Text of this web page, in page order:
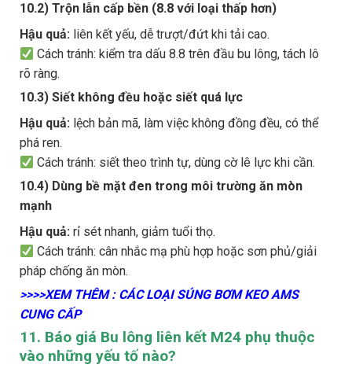
10.2) Trộn lẫn cấp bền (8.8 với loại thấp hơn)
Hậu quả: liên kết yếu, dễ trượt/đứt khi tải cao.
Cách tránh: kiểm tra dấu 8.8 trên đầu bu lông, tách lô
rõ ràng.
10.3) Siết không đều hoặc siết quá lực
Hậu quả: lệch bản mã, làm việc không đồng đều, có thể
phá ren.
Cách tránh: siết theo trình tự, dùng cờ lê lực khi cần.
10.4) Dùng bề mặt đen trong môi trường ăn mòn
mạnh
Hậu quả: rỉ sét nhanh, giảm tuổi thọ.
Cách tránh: cân nhắc mạ phù hợp hoặc sơn phủ/giải
pháp chống ăn mòn.
>>>>XEM THÊM : CÁC LOẠI SÚNG BƠM KEO AMS
CUNG CẤP
11. Báo giá Bu lông liên kết M24 phụ thuộc
vào những yếu tố nào?